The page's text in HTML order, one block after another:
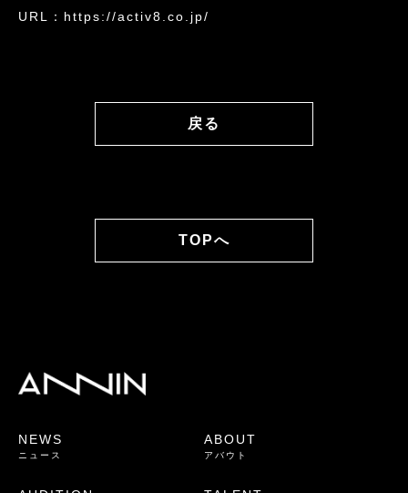
URL：https://activ8.co.jp/
戻る
TOPへ
NEWS
ニュース
ABOUT
アバウト